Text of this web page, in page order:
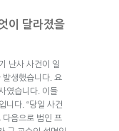
이 달라졌을
난사 사건이 일
생했습니다. 요
였습니다. 이들
니다. “당일 사건
다음으로 범인 프